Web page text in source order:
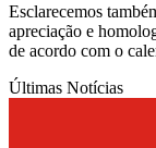
Esclarecemos
apreciação e
de acordo com o
Últimas Notícias